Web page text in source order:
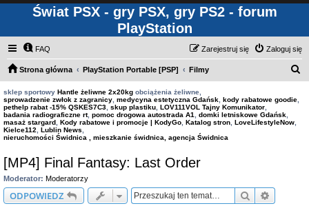
Świat PSX - gry PSX, gry PS2 - forum
PlayStation
FAQ Zaloguj się
Zarejestruj się
Strona główna PlayStation Portable [PSP] Filmy
sklep sportowy Hantle żeliwne 2x20kg obciążenia żeliwne,
sprowadzenie zwłok z zagranicy medycyna estetyczna Gdańsk kody rabatowe goodie
pethelp rabat -15% QSKES7C3 skup plastiku LOV111VOL Tajny Komunikator
badania radiograficzne rt, pomoc drogowa autostrada A1 domki letniskowe Gdańsk
masaż stargard Kody rabatowe i promocje | KodyGo Katalog stron LoveLifestyleNow
Kielce112
Lublin News
nieruchomości Świdnica , mieszkanie świdnica, agencja Świdnica
[MP4] Final Fantasy: Last Order
Moderator: Moderatorzy
ODPOWIEDZ Szukaj